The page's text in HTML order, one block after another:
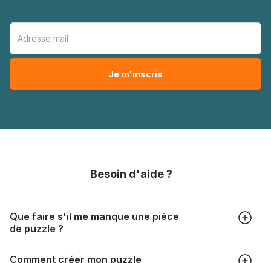
Besoin d'aide ?
Que faire s'il me manque une pièce
de puzzle ?
grand soin, mais il peut quand même arriver qu'il vous
Comment créer mon puzzle